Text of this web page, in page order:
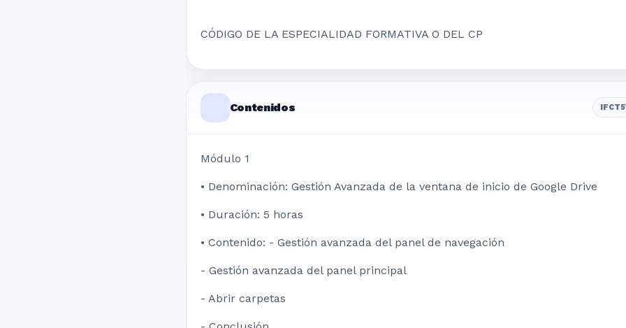
CÓDIGO DE LA ESPECIALIDAD FORMATIVA O DEL CP
Contenidos
Módulo 1
• Denominación: Gestión Avanzada de la ventana de inicio de Google Drive
• Duración: 5 horas
• Contenido: - Gestión avanzada del panel de navegación
- Gestión avanzada del panel principal
- Abrir carpetas